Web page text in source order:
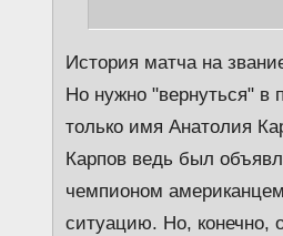
История матча на
Но нужно "вернуться" в
только имя Анатолия
Карпов ведь был
чемпионом
ситуацию. Но, конечно,